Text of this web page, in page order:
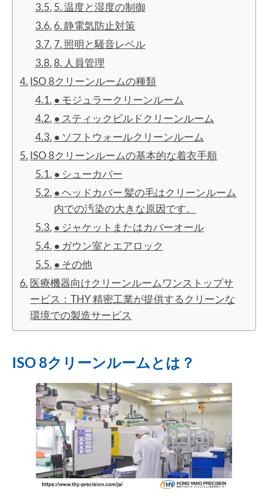
5. 温度と湿度の制御
6. 静電気防止対策
7. 照明と騒音レベル
8. 人員管理
ISO 8クリーンルームの種類
● モジュラークリーンルーム
● スティックビルドクリーンルーム
● ソフトウォールクリーンルーム
ISO 8クリーンルームの基本的な着衣手順
● シューカバー
● ヘッドカバー 髪の毛はクリーンルーム
内での汚染の大きな原因です。
● ジャケットまたはカバーオール
● ガウン室とエアロック
● その他
医療機器向けクリーンルームワンストップサ
ービス：THY 精密工業が提供するクリーンな
環境での製造サービス
ISO 8クリーンルームとは？